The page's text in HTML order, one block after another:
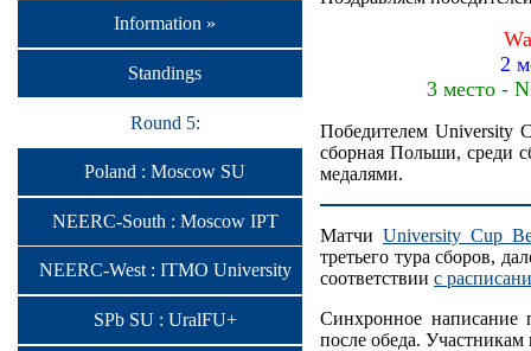
Information »
Standings
Round 5:
Poland : Moscow SU
NEERC-South : Moscow IPT
NEERC-West : ITMO University
SPb SU : UralFU+
2
3 место -
Победителем University
сборная Польши, среди
медалями.
Матчи University Cup
третьего тура сборов,
соответствии с
Синхронное написание
после обеда. Участникам